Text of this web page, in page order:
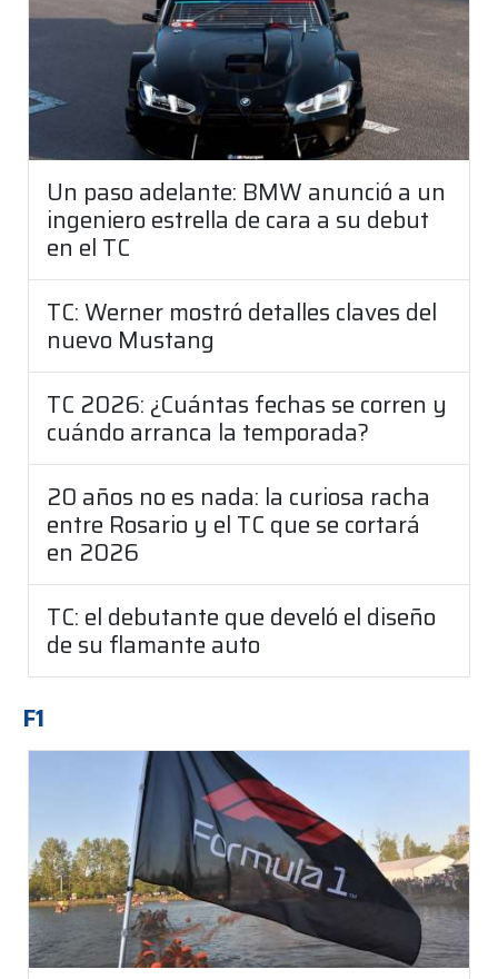
Un paso adelante: BMW anunció a un
ingeniero estrella de cara a su debut
en el TC
TC: Werner mostró detalles claves del
nuevo Mustang
TC 2026: ¿Cuántas fechas se corren y
cuándo arranca la temporada?
20 años no es nada: la curiosa racha
entre Rosario y el TC que se cortará
en 2026
TC: el debutante que develó el diseño
de su flamante auto
F1